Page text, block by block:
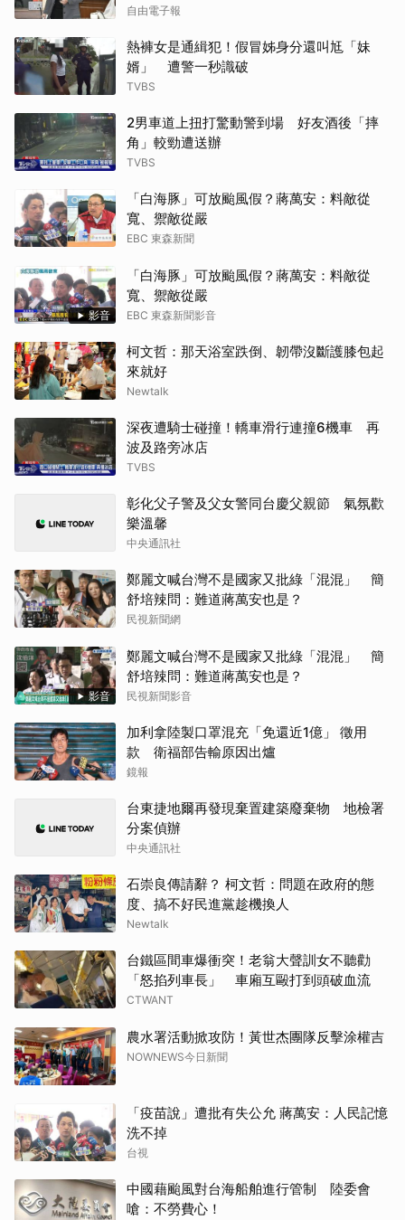
自由電子報
熱褲女是通緝犯！假冒姊身分還叫尪「妹
婿」 遭警一秒識破
TVBS
2男車道上扭打驚動警到場 好友酒後「摔
角」較勁遭送辦
TVBS
「白海豚」可放颱風假？蔣萬安：料敵從
寬、禦敵從嚴
EBC 東森新聞
影音
「白海豚」可放颱風假？蔣萬安：料敵從
寬、禦敵從嚴
EBC 東森新聞影音
柯文哲：那天浴室跌倒、韌帶沒斷護膝包起
來就好
Newtalk
深夜遭騎士碰撞！轎車滑行連撞6機車 再
波及路旁冰店
TVBS
彰化父子警及父女警同台慶父親節 氣氛歡
樂溫馨
中央通訊社
鄭麗文喊台灣不是國家又批綠「混混」 簡
舒培辣問：難道蔣萬安也是？
民視新聞網
影音
鄭麗文喊台灣不是國家又批綠「混混」 簡
舒培辣問：難道蔣萬安也是？
民視新聞影音
加利拿陸製口罩混充「免還近1億」 徵用
款 衛福部告輸原因出爐
鏡報
台東捷地爾再發現棄置建築廢棄物 地檢署
分案偵辦
中央通訊社
石崇良傳請辭？ 柯文哲：問題在政府的態
度、搞不好民進黨趁機換人
Newtalk
台鐵區間車爆衝突！老翁大聲訓女不聽勸
「怒掐列車長」 車廂互毆打到頭破血流
CTWANT
農水署活動掀攻防！黃世杰團隊反擊涂權吉
NOWNEWS今日新聞
「疫苗說」遭批有失公允 蔣萬安：人民記憶
洗不掉
台視
中國藉颱風對台海船舶進行管制 陸委會
嗆：不勞費心！